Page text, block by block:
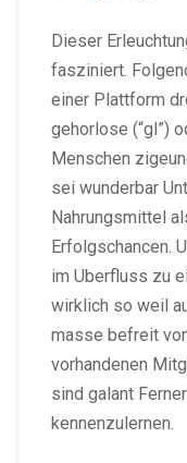
Dieser
fasziniert.
einer Plattform
gehorlose (“gl”)
Menschen
sei wunderbar
Nahrungsmittel
Erfolgschancen.
im Uberfluss zu
wirklich so weil
masse befreit
vorhandenen
sind galant
kennenzulernen.